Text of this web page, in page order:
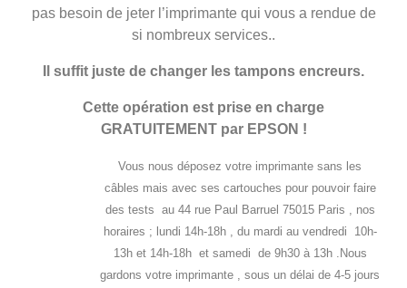
pas besoin de jeter l’imprimante qui vous a rendue de
si nombreux services..
Il suffit juste de changer les tampons encreurs.
Cette opération est prise en charge
GRATUITEMENT par EPSON !
Vous nous déposez votre imprimante sans les
câbles mais avec ses cartouches pour pouvoir faire
des tests au 44 rue Paul Barruel 75015 Paris , nos
horaires ; lundi 14h-18h , du mardi au vendredi 10h-
13h et 14h-18h et samedi de 9h30 à 13h .Nous
gardons votre imprimante , sous un délai de 4-5 jours